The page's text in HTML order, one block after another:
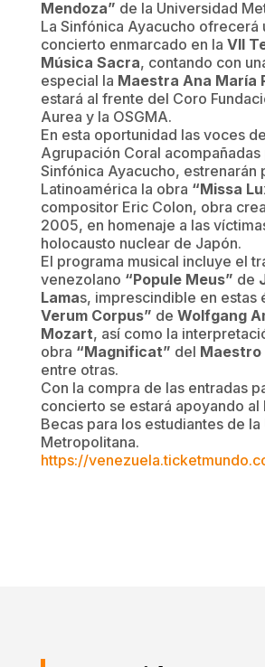
Mendoza” de la Universidad
La Sinfónica Ayacucho ofrecerá
concierto enmarcado en la VII
Música Sacra, contando con
especial la Maestra Ana María
estará al frente del Coro
Aurea y la OSGMA.
En esta oportunidad las voces
Agrupación Coral acompañadas
Sinfónica Ayacucho, estrenarán
Latinoamérica la obra “Missa
compositor Eric Colon, obra
2005, en homenaje a las
holocausto nuclear de Japón.
El programa musical incluye el
venezolano “Popule Meus” de
Lamas, imprescindible en estas
Verum Corpus” de Wolfgang
Mozart, así como la
obra “Magnificat” del Maestro
entre otras.
Con la compra de las entradas
concierto se estará apoyando al
Becas para los estudiantes de
Metropolitana.
https://venezuela.ticketmundo.